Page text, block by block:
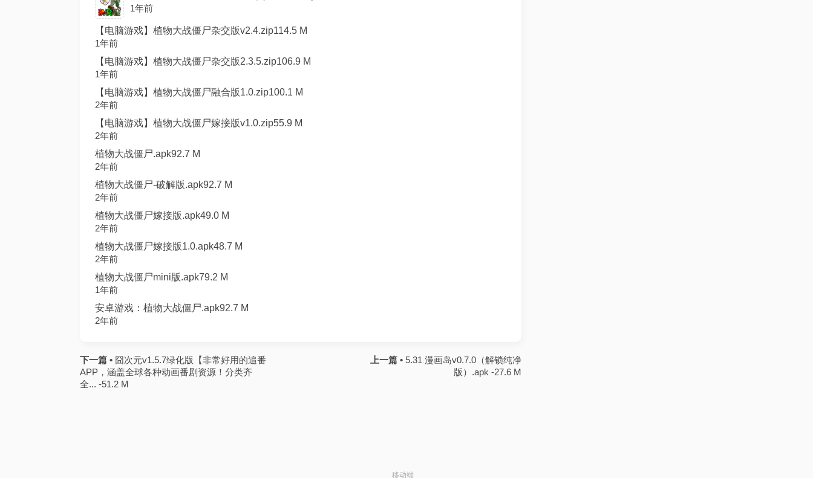
1年前
【电脑游戏】植物大战僵尸杂交版v2.4.zip114.5 M
1年前
【电脑游戏】植物大战僵尸杂交版2.3.5.zip106.9 M
1年前
【电脑游戏】植物大战僵尸融合版1.0.zip100.1 M
2年前
【电脑游戏】植物大战僵尸嫁接版v1.0.zip55.9 M
2年前
植物大战僵尸.apk92.7 M
2年前
植物大战僵尸-破解版.apk92.7 M
2年前
植物大战僵尸嫁接版.apk49.0 M
2年前
植物大战僵尸嫁接版1.0.apk48.7 M
2年前
植物大战僵尸mini版.apk79.2 M
1年前
安卓游戏：植物大战僵尸.apk92.7 M
2年前
下一篇 • 囧次元v1.5.7绿化版【非常好用的追番
APP，涵盖全球各种动画番剧资源！分类齐
全... -51.2 M
上一篇 • 5.31 漫画岛v0.7.0（解锁纯净
版）.apk -27.6 M
移动端